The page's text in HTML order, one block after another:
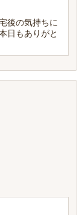
後の気持ちに
日もありがと